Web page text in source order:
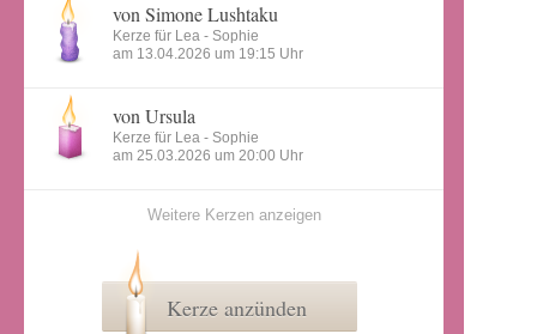
von Simone Lushtaku
Kerze für Lea - Sophie
am 13.04.2026 um 19:15 Uhr
von Ursula
Kerze für Lea - Sophie
am 25.03.2026 um 20:00 Uhr
Weitere Kerzen anzeigen
Kerze anzünden